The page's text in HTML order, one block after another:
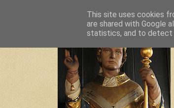
This site uses cookies
are shared with Google
statistics, and to detect